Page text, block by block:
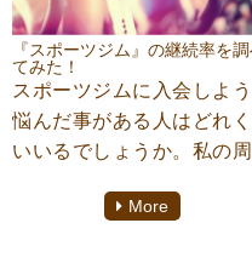
『スポーツジム』の継続率を
てみた！
スポーツジムに入会しよ
悩んだ事がある人はどれ
いいるでしょうか。私の
１００％！最低でも人生で
More